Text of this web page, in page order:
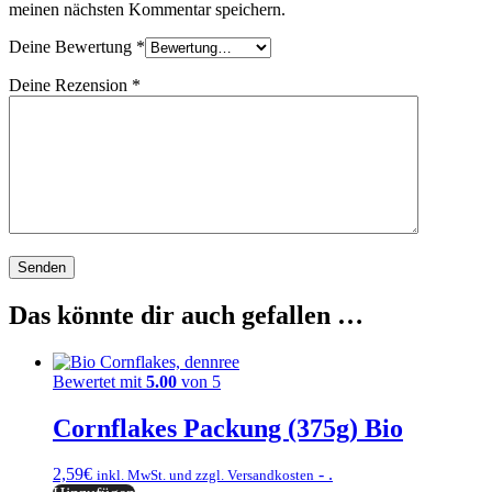
meinen nächsten Kommentar speichern.
Deine Bewertung *
Deine Rezension *
Das könnte dir auch gefallen …
Bewertet mit 5.00 von 5
Cornflakes Packung (375g) Bio
2,59€ inkl. MwSt. und zzgl. Versandkosten - .